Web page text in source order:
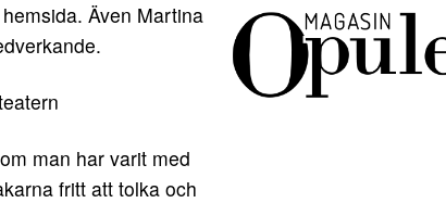
Även Martina
man har varit med
fritt att tolka och